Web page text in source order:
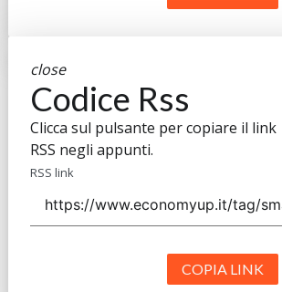
close
Codice Rss
Clicca sul pulsante per copiare il link
RSS negli appunti.
RSS link
COPIA LINK